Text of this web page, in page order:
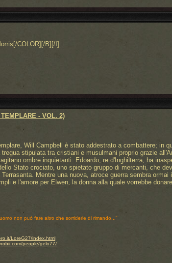
COLOR][/B][/I]
- VOL. 2)
Will Campbell è stato addestrato a combattere; in
stipulata tra cristiani e musulmani proprio grazie
ombre inquietanti: Edoardo, re d'Inghilterra, ha
Stato crociato, uno spietato gruppo di mercanti, che
Mentre una nuova, atroce guerra sembra
e l'amore per Elwen, la donna alla quale vorrebbe
non può fare altro che sorriderle di rimando..."
LoreG27/index.html
people/gelo77/